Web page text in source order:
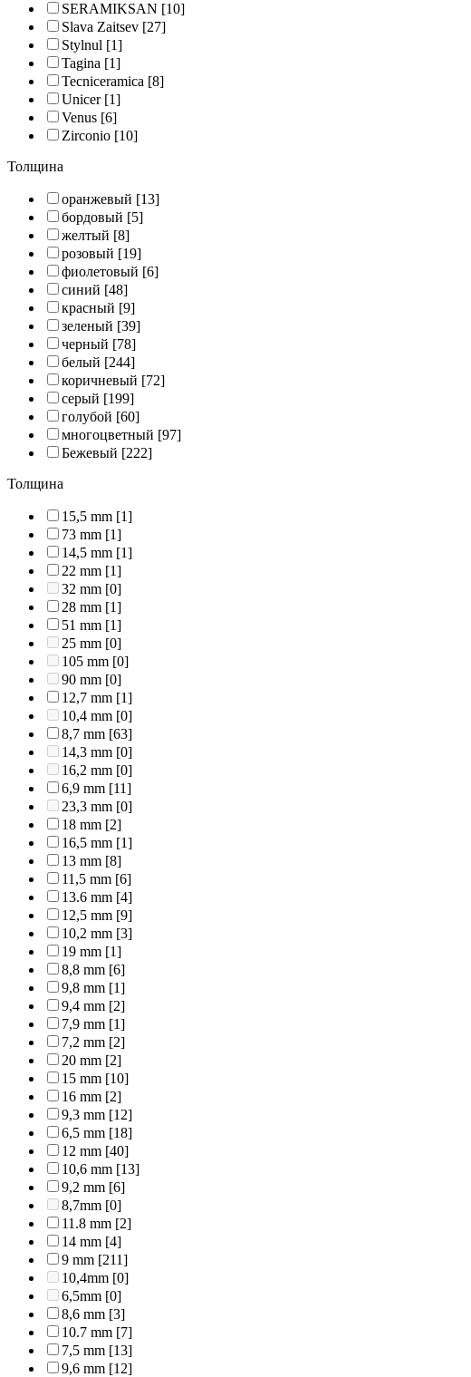
SERAMIKSAN [10]
Slava Zaitsev [27]
Stylnul [1]
Tagina [1]
Tecniceramica [8]
Unicer[1]
Venus [6]
Zirconio [10]
Толщина
оранжевый [13]
бордовый [5]
желтый [8]
розовый [19]
фиолетовый [6]
синий [48]
красный [9]
зеленый [39]
черный [78]
белый [244]
коричневый [72]
серый [199]
голубой [60]
многоцветный [97]
Бежевый [222]
Толщина
15,5 mm [1]
73 mm [1]
14,5 mm [1]
22 mm [1]
32 mm [0]
28 mm [1]
51 mm [1]
25 mm [0]
105 mm [0]
90 mm [0]
12,7 mm [1]
10,4 mm [0]
8,7 mm [63]
14,3 mm [0]
16,2 mm [0]
6,9 mm [11]
23,3 mm [0]
18 mm [2]
16,5 mm [1]
13 mm [8]
11,5 mm [6]
13.6 mm [4]
12,5 mm [9]
10,2 mm [3]
19 mm [1]
8,8 mm [6]
9,8 mm [1]
9,4 mm [2]
7,9 mm [1]
7,2 mm [2]
20 mm [2]
15 mm [10]
16 mm [2]
9,3 mm [12]
6,5 mm [18]
12 mm [40]
10,6 mm [13]
9,2 mm [6]
8,7mm [0]
11.8 mm [2]
14 mm [4]
9 mm [211]
10,4mm [0]
6,5mm [0]
8,6 mm [3]
10.7 mm [7]
7,5 mm [13]
9,6 mm [12]